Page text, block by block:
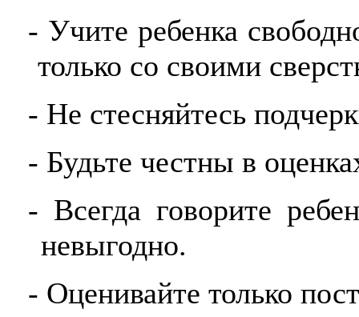
- Учите ребенка
только со своими
- Не стесняйтесь
- Будьте честны в
- Всегда говорите
невыгодно.
- Оценивайте только